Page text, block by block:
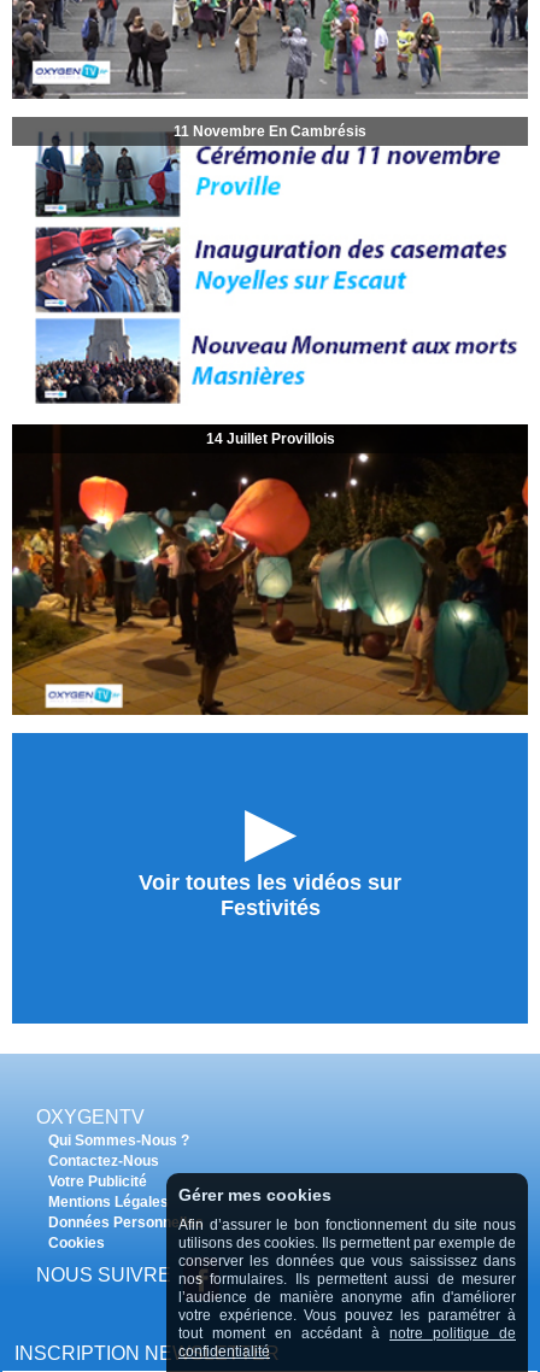
11 Novembre En Cambrésis
14 Juillet Provillois
►
Voir toutes les vidéos sur
Festivités
OXYGENTV
Qui Sommes-Nous ?
Contactez-Nous
Votre Publicité
Mentions Légales
Données Personnelles
Cookies
NOUS SUIVRE
INSCRIPTION NEWSLETTER
Gérer mes cookies
Afin d’assurer le bon fonctionnement du site nous
utilisons des cookies. Ils permettent par exemple de
conserver les données que vous saississez dans
nos formulaires. Ils permettent aussi de mesurer
l’audience de manière anonyme afin d'améliorer
votre expérience. Vous pouvez les paramétrer à
tout moment en accédant à notre politique de
confidentialité